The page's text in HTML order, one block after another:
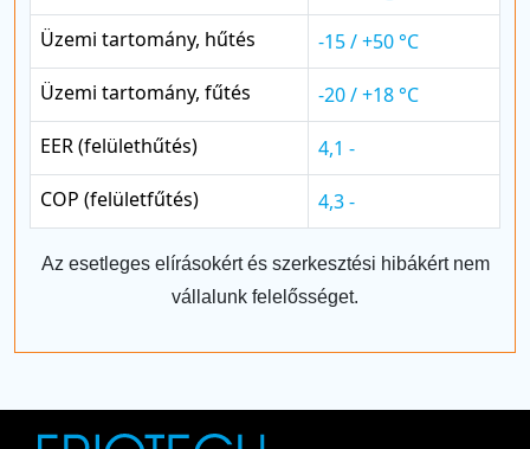
Üzemi tartomány, hűtés
-15 / +50 °C
Üzemi tartomány, fűtés
-20 / +18 °C
EER (felülethűtés)
4,1 -
COP (felületfűtés)
4,3 -
Az esetleges elírásokért és szerkesztési hibákért nem
vállalunk felelősséget.